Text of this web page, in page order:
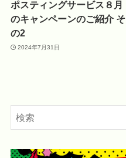
ポスティングサービス８月
のキャンペーンのご紹介 そ
の2
2024年7月31日